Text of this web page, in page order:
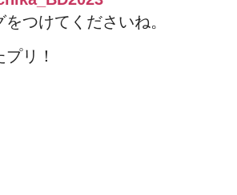
つけてくださいね。
リ！